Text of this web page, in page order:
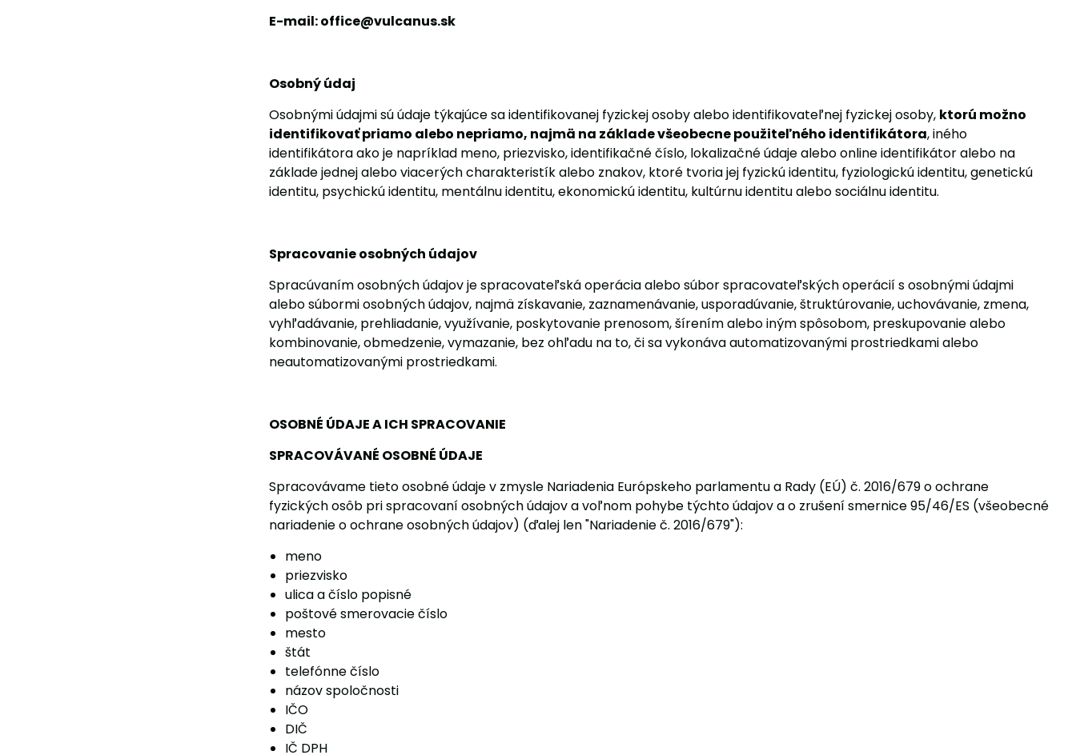
E-mail: office@vulcanus.sk
Osobný údaj
Osobnými údajmi sú údaje týkajúce sa identifikovanej fyzickej osoby alebo identifikovateľnej fyzickej osoby, ktorú možno
identifikovať priamo alebo nepriamo, najmä na základe všeobecne použiteľného identifikátora, iného
identifikátora ako je napríklad meno, priezvisko, identifikačné číslo, lokalizačné údaje alebo online identifikátor alebo na
základe jednej alebo viacerých charakteristík alebo znakov, ktoré tvoria jej fyzickú identitu, fyziologickú identitu, genetickú
identitu, psychickú identitu, mentálnu identitu, ekonomickú identitu, kultúrnu identitu alebo sociálnu identitu.
Spracovanie osobných údajov
Spracúvaním osobných údajov je spracovateľská operácia alebo súbor spracovateľských operácií s osobnými údajmi
alebo súbormi osobných údajov, najmä získavanie, zaznamenávanie, usporadúvanie, štruktúrovanie, uchovávanie, zmena,
vyhľadávanie, prehliadanie, využívanie, poskytovanie prenosom, šírením alebo iným spôsobom, preskupovanie alebo
kombinovanie, obmedzenie, vymazanie, bez ohľadu na to, či sa vykonáva automatizovanými prostriedkami alebo
neautomatizovanými prostriedkami.
OSOBNÉ ÚDAJE A ICH SPRACOVANIE
SPRACOVÁVANÉ OSOBNÉ ÚDAJE
Spracovávame tieto osobné údaje v zmysle Nariadenia Európskeho parlamentu a Rady (EÚ) č. 2016/679 o ochrane
fyzických osôb pri spracovaní osobných údajov a voľnom pohybe týchto údajov a o zrušení smernice 95/46/ES (všeobecné
nariadenie o ochrane osobných údajov) (ďalej len "Nariadenie č. 2016/679"):
meno
priezvisko
ulica a číslo popisné
poštové smerovacie číslo
mesto
štát
telefónne číslo
názov spoločnosti
IČO
DIČ
IČ DPH